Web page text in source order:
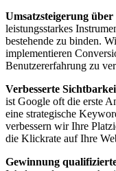
Umsatzsteigerung über
leistungsstarkes
bestehende zu binden.
implementieren
Benutzererfahrung zu
Verbesserte
ist Google oft die erste
eine strategische
verbessern wir Ihre
die Klickrate auf Ihre
Gewinnung